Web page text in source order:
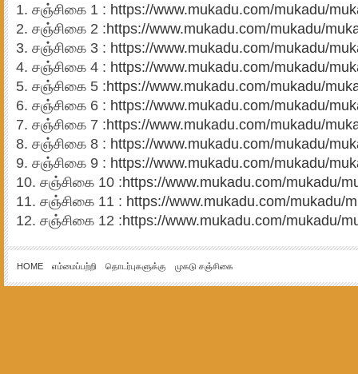
சஞ்சிகை 1 : https://www.mukadu.com/mukadu/
சஞ்சிகை 2 :https://www.mukadu.com/mukadu/
சஞ்சிகை 3 : https://www.mukadu.com/mukadu/
சஞ்சிகை 4 : https://www.mukadu.com/mukadu/
சஞ்சிகை 5 :https://www.mukadu.com/mukadu/
சஞ்சிகை 6 : https://www.mukadu.com/mukadu/
சஞ்சிகை 7 :https://www.mukadu.com/mukadu/
சஞ்சிகை 8 : https://www.mukadu.com/mukadu/
சஞ்சிகை 9 : https://www.mukadu.com/mukadu/
சஞ்சிகை 10 :https://www.mukadu.com/mukadu/
சஞ்சிகை 11 : https://www.mukadu.com/mukadu/
சஞ்சிகை 12 :https://www.mukadu.com/mukadu/
HOME எம்மைப்பற்றி தொடர்புகளுக்கு முகடு சஞ்சிகை